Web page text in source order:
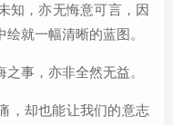
知，亦无悔意可言，因
就一幅清晰的蓝图。
事，亦非全然无益。
，却也能让我们的意志